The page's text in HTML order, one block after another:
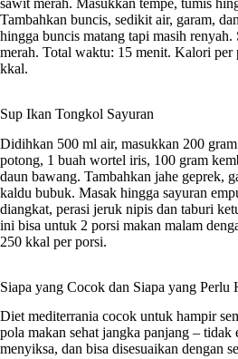
Tambahkan buncis, sedikit air, garam,
hingga buncis matang tapi masih renyah.
merah. Total waktu: 15 menit. Kalori per
kkal.
Sup Ikan Tongkol Sayuran
Didihkan 500 ml air, masukkan 200
potong, 1 buah wortel iris, 100 gram
daun bawang. Tambahkan jahe geprek,
kaldu bubuk. Masak hingga sayuran
diangkat, perasi jeruk nipis dan taburi
ini bisa untuk 2 porsi makan malam
250 kkal per porsi.
Siapa yang Cocok dan Siapa yang Perlu
Diet mediterrania cocok untuk hampir
pola makan sehat jangka panjang – tidak
menyiksa, dan bisa disesuaikan dengan